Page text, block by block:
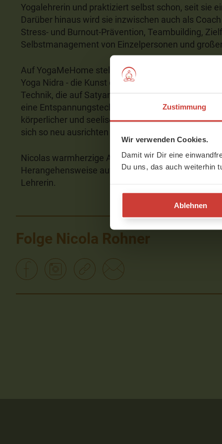
Zustimmung
Wir verwenden Cookies.
Damit wir Dir eine
Du uns, das auch weiterhin
Ablehnen
Yogalehrerin und praktiziert selbst schon, seit sie
Darüber hinaus wird sie inzwischen auch als
Stress- und Burnout-Prävention, Teambuilding,
Selbstmanagement von Einzelpersonen und
Auf YogaMeHome stellt Euch Nicola eine ganz
Yoga Nidra - die Kunst des bewussten Schlafes.
Technik, die auf Satyananda Saraswati zurückgeht.
eine Entspannungstechnik, mit der sich tief
körperlicher und seelischer Ebene auflösen lassen.
sich so neu ausrichten und heilen.
Nicolas warmherzige Art auf der einen Seite und
Herangehensweise auf der anderen machen sie
Lehrerin.
Folge Nicola Rohner